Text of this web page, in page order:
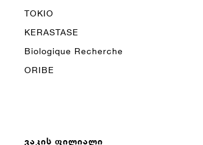
TOKIO
KERASTASE
Biologique Recherche
ORIBE
Ვაკის Ფილიალი